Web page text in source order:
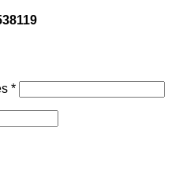
*Vereist